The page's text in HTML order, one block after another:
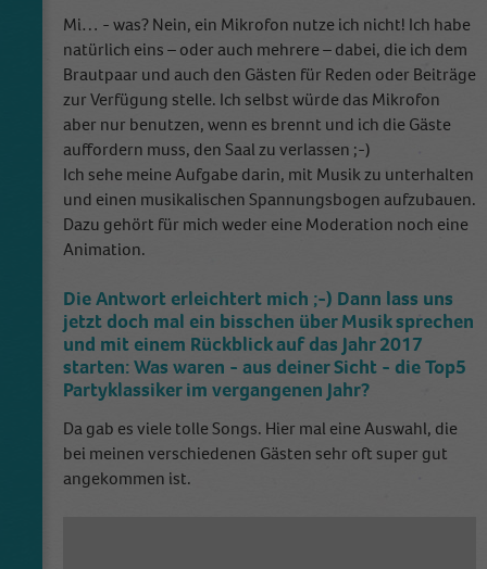
Mi… - was? Nein, ein Mikrofon nutze ich nicht! Ich habe
natürlich eins – oder auch mehrere – dabei, die ich dem
Brautpaar und auch den Gästen für Reden oder Beiträge
zur Verfügung stelle. Ich selbst würde das Mikrofon
aber nur benutzen, wenn es brennt und ich die Gäste
auffordern muss, den Saal zu verlassen ;-)
Ich sehe meine Aufgabe darin, mit Musik zu unterhalten
und einen musikalischen Spannungsbogen aufzubauen.
Dazu gehört für mich weder eine Moderation noch eine
Animation.
Die Antwort erleichtert mich ;-) Dann lass uns
jetzt doch mal ein bisschen über Musik sprechen
und mit einem Rückblick auf das Jahr 2017
starten: Was waren - aus deiner Sicht - die Top5
Partyklassiker im vergangenen Jahr?
Da gab es viele tolle Songs. Hier mal eine Auswahl, die
bei meinen verschiedenen Gästen sehr oft super gut
angekommen ist.